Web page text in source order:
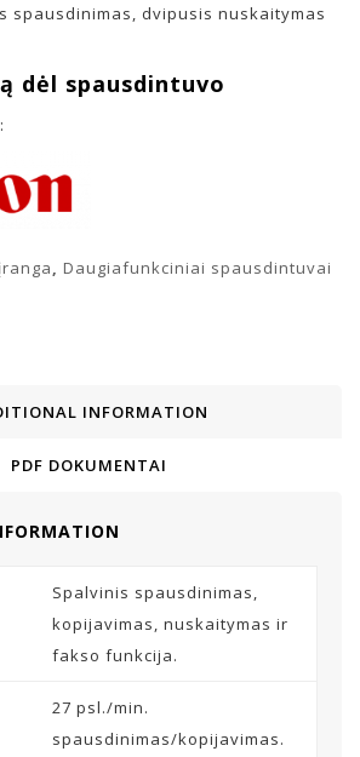
spausdinimas, dvipusis nuskaitymas
dėl spausdintuvo
Daugiafunkciniai spausdintuvai
INFORMATION
PDF DOKUMENTAI
Spalvinis spausdinimas,
kopijavimas, nuskaitymas ir
fakso funkcija.
27 psl./min.
spausdinimas/kopijavimas.